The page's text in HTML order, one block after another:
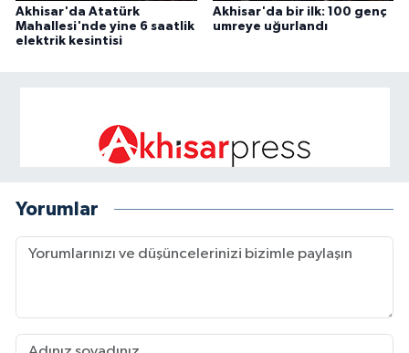
Akhisar'da Atatürk
Mahallesi'nde yine 6 saatlik
elektrik kesintisi
Akhisar'da bir ilk: 100 genç
umreye uğurlandı
Yorumlar